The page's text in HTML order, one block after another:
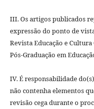
III. Os artigos publicados
expressão do ponto de
Revista Educação e
Pós-Graduação em
IV. É responsabilidade
não contenha elementos
revisão cega durante o